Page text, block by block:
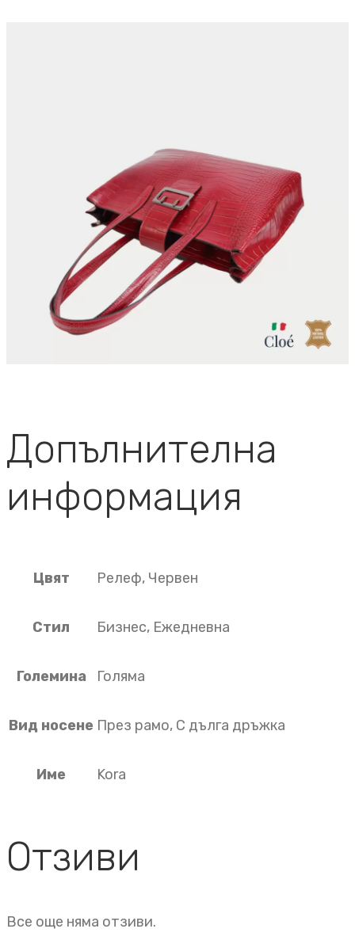
Допълнителна
информация
Цвят Релеф, Червен
Стил Бизнес, Ежедневна
Големина Голяма
Вид носене През рамо, С дълга дръжка
Име Kora
Отзиви
Все още няма отзиви.